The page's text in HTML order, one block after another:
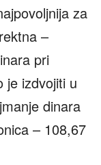
za
–
pri
je izdvojiti u
dinara
– 108,67